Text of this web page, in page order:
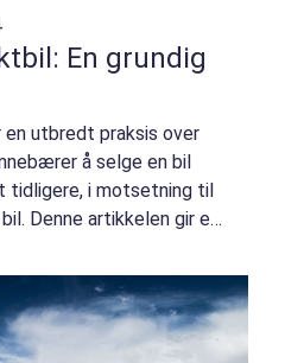
En grundig
en utbredt praksis over
å selge en bil
tidligere, i motsetning til
Denne artikkelen gir en